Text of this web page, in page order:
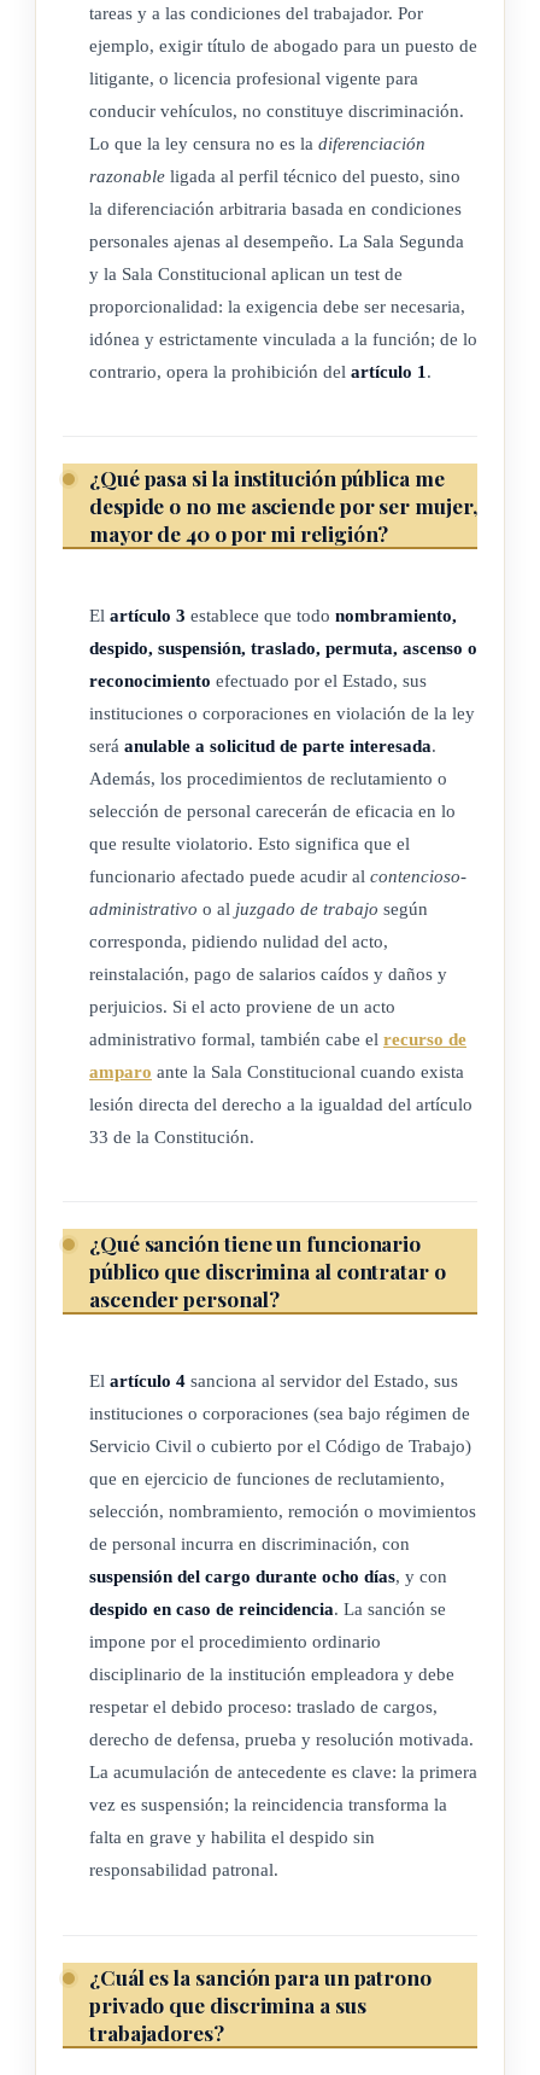
desarrollan;
6º.- Que es de conveniencia la urgente emisión de una ley
que
realice, mediante normas de general acatamiento, el mandato
del artículo
56 de la Carta Magna, informada en los principios pertinentes
de la
Recomendación del mismo número de la Organización
Internacional del
impidiendo así que, tanto en los organismos del Estado como
en las
empresas privadas, ocurran situaciones que impliquen odiosa
discriminación en perjuicio de los sagrados derechos que, por
naturaleza
DECRETA:
ARTÍCULO 1
Prohíbase toda suerte de discriminación, determinada
consideraciones
sobre raza, color, sexo, edad, religión, estado civil, opinión
política,
ascendencia nacional, origen social, filiación o situación
económica, que
limite la igualdad de oportunidades o de trato en materia de
empleo u
ocupación.
ARTÍCULO 2
De la prohibición anterior se exceptúan aquellas
distinciones, exclusiones o preferencias procedentes según las
naturaleza de éstas y a las condiciones del trabajador.
tareas y a las condiciones del trabajador. Por
ejemplo, exigir título de abogado para un puesto de
litigante, o licencia profesional vigente para
conducir vehículos, no constituye discriminación.
Lo que la ley censura no es la diferenciación
razonable ligada al perfil técnico del puesto, sino
la diferenciación arbitraria basada en condiciones
personales ajenas al desempeño. La Sala Segunda
y la Sala Constitucional aplican un test de
proporcionalidad: la exigencia debe ser necesaria,
idónea y estrictamente vinculada a la función; de lo
contrario, opera la prohibición del artículo 1 .
¿Qué pasa si la institución pública me
despide o no me asciende por ser mujer,
mayor de 40 o por mi religión?
El artículo 3 establece que todo nombramiento,
despido, suspensión, traslado, permuta, ascenso o
reconocimiento efectuado por el Estado, sus
instituciones o corporaciones en violación de la ley
será anulable a solicitud de parte interesada.
Además, los procedimientos de reclutamiento o
selección de personal carecerán de eficacia en lo
que resulte violatorio. Esto significa que el
funcionario afectado puede acudir al contencioso-
administrativo o al juzgado de trabajo según
corresponda, pidiendo nulidad del acto,
reinstalación, pago de salarios caídos y daños y
perjuicios. Si el acto proviene de un acto
administrativo formal, también cabe el recurso de
amparo ante la Sala Constitucional cuando exista
lesión directa del derecho a la igualdad del artículo
33 de la Constitución.
¿Qué sanción tiene un funcionario
público que discrimina al contratar o
ascender personal?
El artículo 4 sanciona al servidor del Estado, sus
instituciones o corporaciones (sea bajo régimen de
Servicio Civil o cubierto por el Código de Trabajo)
que en ejercicio de funciones de reclutamiento,
selección, nombramiento, remoción o movimientos
de personal incurra en discriminación, con
suspensión del cargo durante ocho días, y con
despido en caso de reincidencia. La sanción se
impone por el procedimiento ordinario
disciplinario de la institución empleadora y debe
respetar el debido proceso: traslado de cargos,
derecho de defensa, prueba y resolución motivada.
La acumulación de antecedente es clave: la primera
vez es suspensión; la reincidencia transforma la
falta en grave y habilita el despido sin
responsabilidad patronal.
¿Cuál es la sanción para un patrono
privado que discrimina a sus
trabajadores?